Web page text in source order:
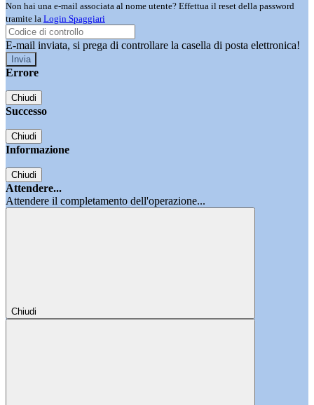
Non hai una e-mail associata al nome utente? Effettua il reset della password
tramite la Login Spaggiari
E-mail inviata, si prega di controllare la casella di posta elettronica!
Errore
Chiudi
Successo
Chiudi
Informazione
Chiudi
Attendere...
Attendere il completamento dell'operazione...
Chiudi